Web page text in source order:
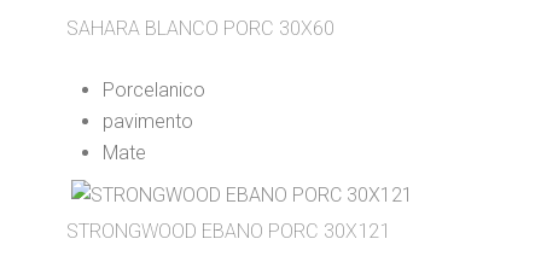
SAHARA BLANCO PORC 30X60
Porcelanico
pavimento
Mate
STRONGWOOD EBANO PORC 30X121